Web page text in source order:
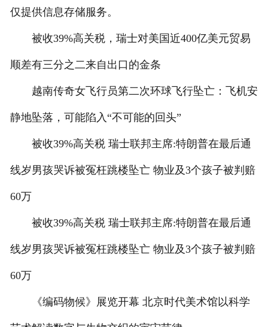
仅提供信息存储服务。
被收39%高关税，瑞士对美国近400亿美元贸易
顺差有三分之二来自出口的金条
越南传奇女飞行员第二次环球飞行坠亡：飞机安
静地坠落，可能陷入“不可能的回头”
被收39%高关税 瑞士联邦主席:特朗普在最后通
线岁男孩哭诉被冤枉跳楼坠亡 物业及3个孩子被判赔
60万
被收39%高关税 瑞士联邦主席:特朗普在最后通
线岁男孩哭诉被冤枉跳楼坠亡 物业及3个孩子被判赔
60万
《编码物候》展览开幕 北京时代美术馆以科学